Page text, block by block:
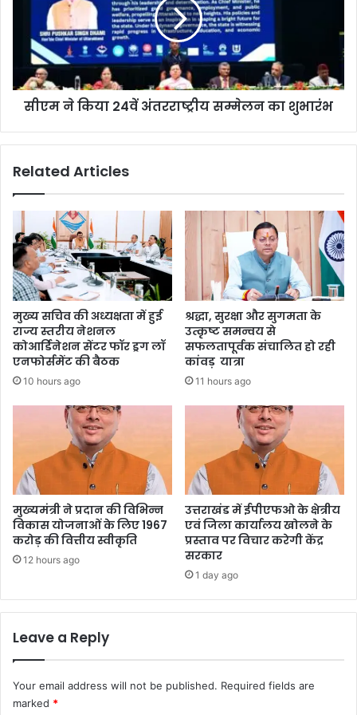
सीएम ने किया 24वें अंतरराष्ट्रीय सम्मेलन का शुभारंभ
Related Articles
मुख्य सचिव की अध्यक्षता में हुई
राज्य स्तरीय नेशनल
कोआर्डिनेशन सेंटर फॉर ड्रग लॉ
एनफोर्समेंट की बैठक
10 hours ago
श्रद्धा, सुरक्षा और सुगमता के
उत्कृष्ट समन्वय से
सफलतापूर्वक संचालित हो रही
कांवड़ यात्रा
11 hours ago
मुख्यमंत्री ने प्रदान की विभिन्न
विकास योजनाओं के लिए 1967
करोड़ की वित्तीय स्वीकृति
12 hours ago
उत्तराखंड में ईपीएफओ के क्षेत्रीय
एवं जिला कार्यालय खोलने के
प्रस्ताव पर विचार करेगी केंद्र
सरकार
1 day ago
Leave a Reply
Your email address will not be published. Required fields are
marked *